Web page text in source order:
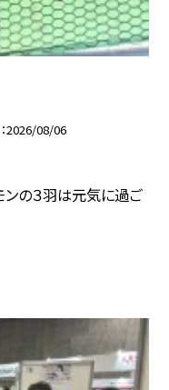
2026/08/06
ンの３羽は元気に過ご